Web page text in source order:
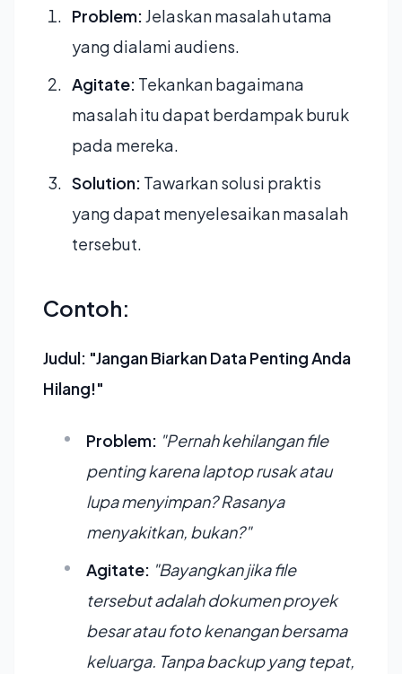
Problem:Jelaskan masalah utama
yang dialami audiens.
Agitate: Tekankan bagaimana
masalah itu dapat berdampak buruk
pada mereka.
Solution: Tawarkan solusi praktis
yang dapat menyelesaikan masalah
tersebut.
Contoh:
Judul: "Jangan Biarkan Data Penting Anda
Hilang!"
Problem: "Pernah kehilangan file
penting karena laptop rusak atau
lupa menyimpan? Rasanya
menyakitkan, bukan?"
Agitate: "Bayangkan jika file
tersebut adalah dokumen proyek
besar atau foto kenangan bersama
keluarga. Tanpa backup yang tepat,